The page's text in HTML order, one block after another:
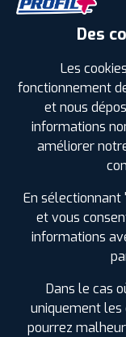
Étiquetage
Des
Les
fonctionnement
et nous
informations
améliorer
En sélectionnant
et vous
informations
Dans le cas
uniquement les
pourrez